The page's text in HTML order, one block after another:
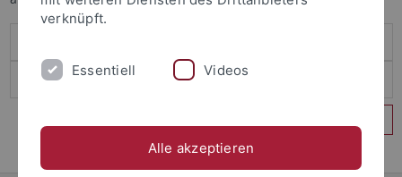
verknüpft.
Essentiell Videos
Alle akzeptieren